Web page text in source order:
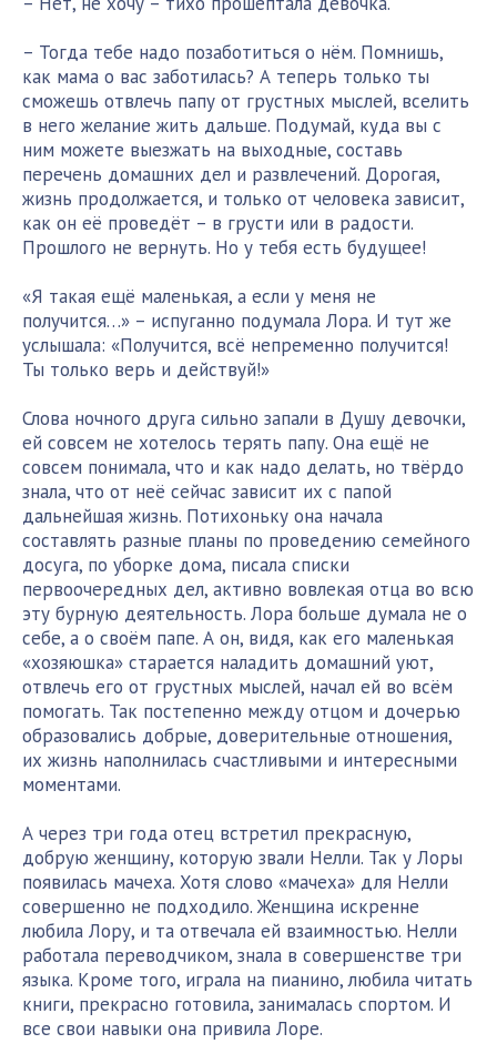
– Тогда тебе надо позаботиться о нём. Помнишь,
как мама о вас заботилась? А теперь только ты
сможешь отвлечь папу от грустных мыслей, вселить
в него желание жить дальше. Подумай, куда вы с
ним можете выезжать на выходные, составь
перечень домашних дел и развлечений. Дорогая,
жизнь продолжается, и только от человека зависит,
как он её проведёт – в грусти или в радости.
Прошлого не вернуть. Но у тебя есть будущее!
«Я такая ещё маленькая, а если у меня не
получится…» – испуганно подумала Лора. И тут же
услышала: «Получится, всё непременно получится!
Ты только верь и действуй!»
Слова ночного друга сильно запали в Душу девочки,
ей совсем не хотелось терять папу. Она ещё не
совсем понимала, что и как надо делать, но твёрдо
знала, что от неё сейчас зависит их с папой
дальнейшая жизнь. Потихоньку она начала
составлять разные планы по проведению семейного
досуга, по уборке дома, писала списки
первоочередных дел, активно вовлекая отца во всю
эту бурную деятельность. Лора больше думала не о
себе, а о своём папе. А он, видя, как его маленькая
«хозяюшка» старается наладить домашний уют,
отвлечь его от грустных мыслей, начал ей во всём
помогать. Так постепенно между отцом и дочерью
образовались добрые, доверительные отношения,
их жизнь наполнилась счастливыми и интересными
моментами.
А через три года отец встретил прекрасную,
добрую женщину, которую звали Нелли. Так у Лоры
появилась мачеха. Хотя слово «мачеха» для Нелли
совершенно не подходило. Женщина искренне
любила Лору, и та отвечала ей взаимностью. Нелли
работала переводчиком, знала в совершенстве три
языка. Кроме того, играла на пианино, любила читать
книги, прекрасно готовила, занималась спортом. И
все свои навыки она привила Лоре.